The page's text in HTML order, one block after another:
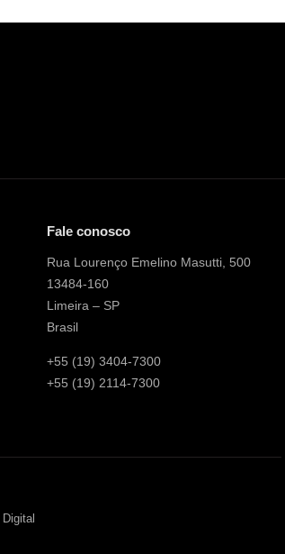
Fale conosco
Rua Lourenço Emelino Masutti, 500
13484-160
Limeira – SP
Brasil
+55 (19) 3404-7300
+55 (19) 2114-7300